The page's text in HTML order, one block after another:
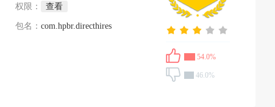
54.0%
46.0%
权限： 查看
包名： com.hpbr.directhires